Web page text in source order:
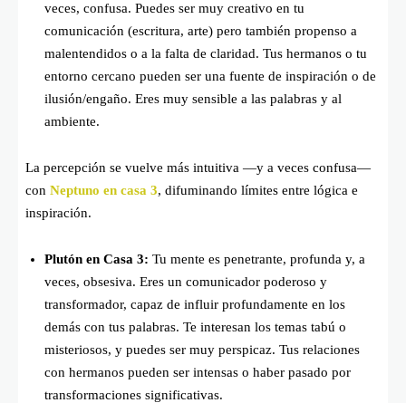
veces, confusa. Puedes ser muy creativo en tu
comunicación (escritura, arte) pero también propenso a
malentendidos o a la falta de claridad. Tus hermanos o tu
entorno cercano pueden ser una fuente de inspiración o de
ilusión/engaño. Eres muy sensible a las palabras y al
ambiente.
La percepción se vuelve más intuitiva —y a veces confusa—
con Neptuno en casa 3, difuminando límites entre lógica e
inspiración.
Plutón en Casa 3: Tu mente es penetrante, profunda y, a
veces, obsesiva. Eres un comunicador poderoso y
transformador, capaz de influir profundamente en los
demás con tus palabras. Te interesan los temas tabú o
misteriosos, y puedes ser muy perspicaz. Tus relaciones
con hermanos pueden ser intensas o haber pasado por
transformaciones significativas.